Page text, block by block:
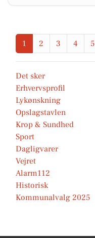
1 2 3 4 5
Det sker
Erhvervsprofil
Lykønskning
Opslagstavlen
Krop & Sundhed
Sport
Dagligvarer
Vejret
Alarm112
Historisk
Kommunalvalg 2025